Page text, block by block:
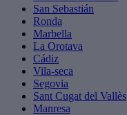
San Sebastián
Ronda
Marbella
La Orotava
Cádiz
Vila-seca
Segovia
Sant Cugat del Vallès
Manresa